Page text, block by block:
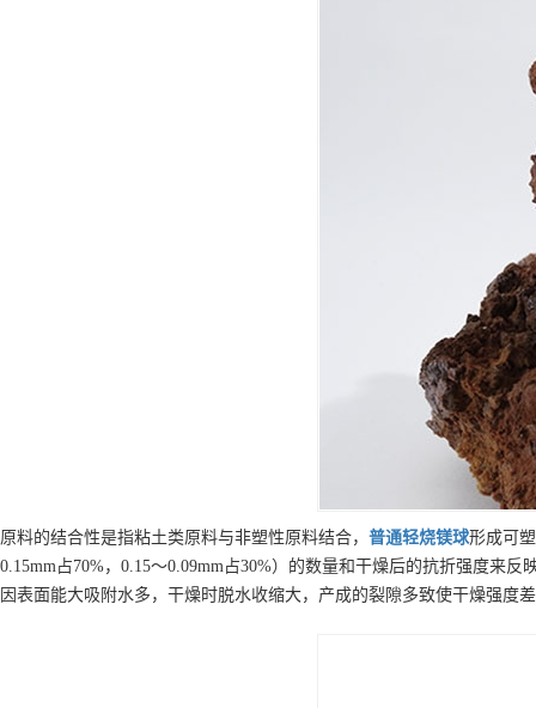
原料的结合性是指粘土类原料与非塑性原料结合， 普通轻烧镁球形成可
0.15mm占70%，0.15～0.09mm占30%）的数量和干燥后的抗折强度来反
因表面能大吸附水多，干燥时脱水收缩大，产成的裂隙多致使干燥强度